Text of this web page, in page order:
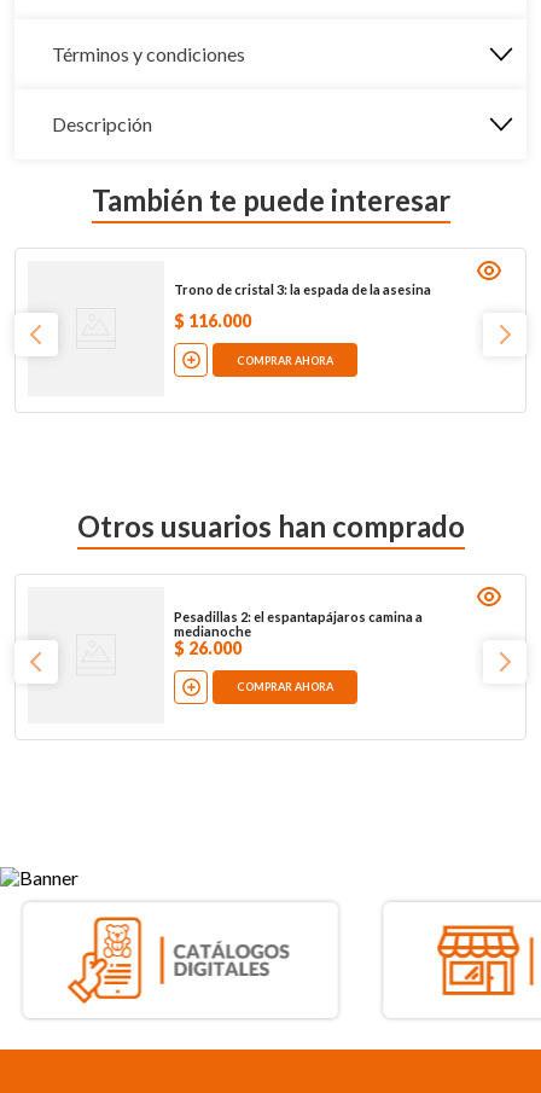
Términos y condiciones
Descripción
También te puede interesar
Trono de cristal 3: la espada de la asesina
$ 116.000
COMPRAR AHORA
Otros usuarios han comprado
Pesadillas 2: el espantapájaros camina a
medianoche
$ 26.000
COMPRAR AHORA